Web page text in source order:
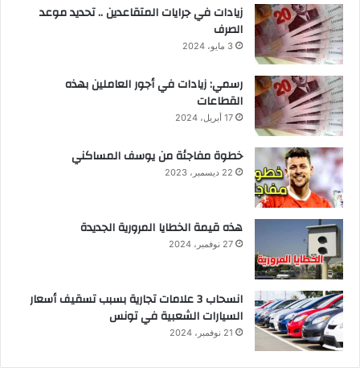
زيادات في جرايات المتقاعدين .. تحديد موعد
الصرف
3 مايو، 2024
رسمي: زيادات في أجور العاملين بهذه
القطاعات
17 أبريل، 2024
خطوة مفاجئة من يوسف المساكني
22 ديسمبر، 2023
هذه قيمة الخطايا المرورية الجديدة
27 نوفمبر، 2024
انسحاب 3 علامات تجارية بسبب تسقيف أسعار
السيارات الشعبية في تونس
21 نوفمبر، 2024